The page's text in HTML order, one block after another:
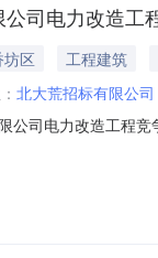
司电力改造工
区
工程建筑
北大荒招标有限公司
公司电力改造工程
两年。7.本项目（